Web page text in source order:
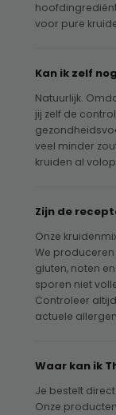
voor pure
Kan ik zelf
Natuurlijk.
jij zelf de
veel minder
kruiden al
Zijn de
Onze
We
gluten, noten
sporen niet
Controleer
actuele
Waar kan ik
Je bestelt
Onze